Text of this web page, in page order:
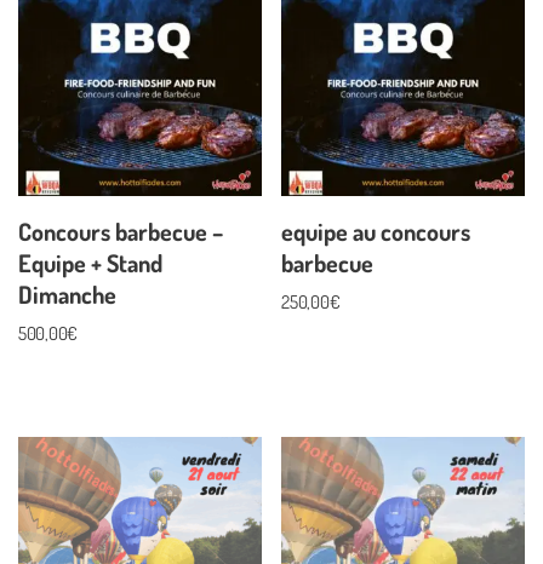
Concours barbecue –
Equipe + Stand
Dimanche
500,00€
equipe au concours
barbecue
250,00€